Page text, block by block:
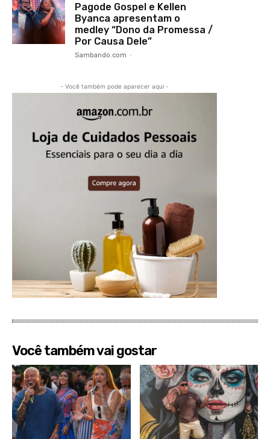
Pagode Gospel e Kellen
Byanca apresentam o
medley “Dono da Promessa /
Por Causa Dele”
Sambando.com -
- Você também pode aparecer aqui -
Você também vai gostar